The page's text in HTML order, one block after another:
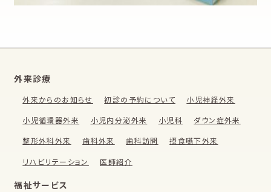
外来診療
外来からのお知らせ 初診の予約について 小児神経外来
小児循環器外来 小児内分泌外来 小児科 ダウン症外来
整形外科外来 歯科外来 歯科訪問 摂食嚥下外来
リハビリテーション 医師紹介
福祉サービス